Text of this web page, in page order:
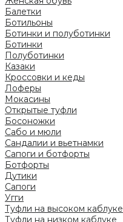
Балетки
Ботильоны
Ботинки и полуботинки
Ботинки
Полуботинки
Казаки
Кроссовки и кеды
Лоферы
Мокасины
Открытые туфли
Босоножки
Сабо и мюли
Сандалии и вьетнамки
Сапоги и ботфорты
Ботфорты
Дутики
Сапоги
Угги
Туфли на высоком каблуке
Туфли на низком каблуке